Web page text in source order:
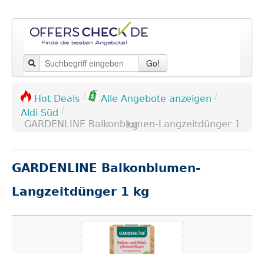
Go!
Hot Deals / Alle Angebote anzeigen /
Aldi Süd /
GARDENLINE Balkonblumen-Langzeitdünger 1 kg
GARDENLINE Balkonblumen-
Langzeitdünger 1 kg